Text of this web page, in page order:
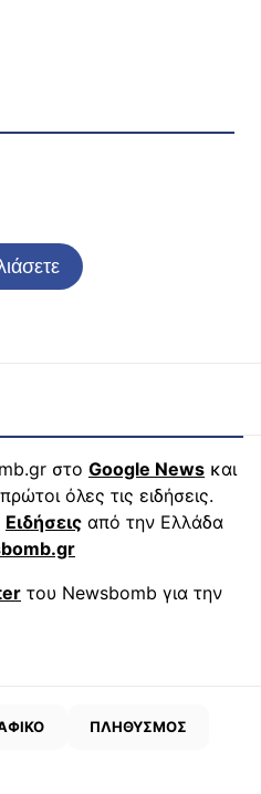
στο Google News και
όλες τις ειδήσεις.
Ειδήσεις από την Ελλάδα
του Newsbomb για την
ΠΛΗΘΥΣΜΟΣ